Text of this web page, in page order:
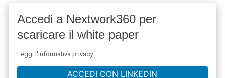
Accedi a Nextwork360 per
scaricare il white paper
Leggi l'informativa privacy
ACCEDI CON LINKEDIN